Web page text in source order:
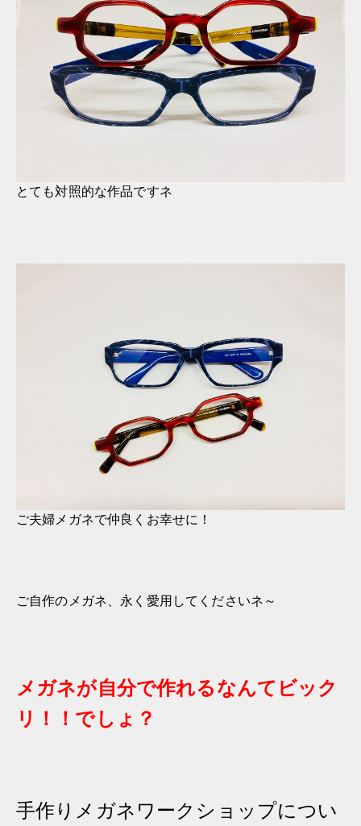
とても対照的な作品ですネ
ご夫婦メガネで仲良くお幸せに！
ご自作のメガネ、永く愛用してくださいネ～
メガネが自分で作れるなんてビック
リ！！でしょ？
手作りメガネワークショップについ